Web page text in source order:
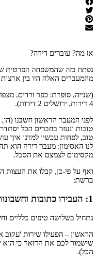
אז מה? עוברים דירה?
מהמעברים האלה היו בין ארצות
(שנייה, סופרת: כפר ורדים, מצפה
4 דירות, ירושלים 2 דירות).
לפני המעבר הראשון חשבנו
טובות ונעזר בחברים הכל
לנו האסימון: מעבר דירה הוא
מקסימום לצמצם את הסבל.
ואף על פי-כן, קבלו את העצות
ברשת:
1: העבירו כתובות וחשבונות
נתחיל בשלושה טיפים כלליים
הראשון – הפעילו שירות
שישמור לכם את הדואר כי הוא
הכל).